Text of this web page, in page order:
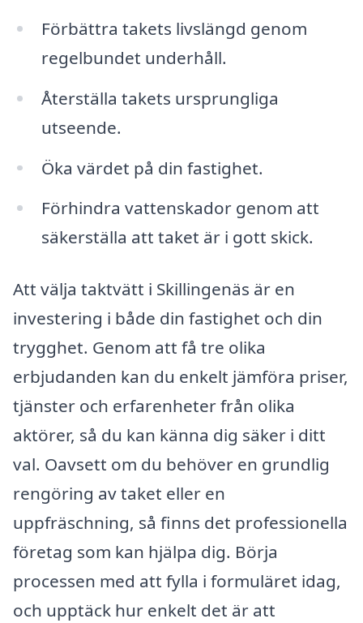
Förbättra takets livslängd genom
regelbundet underhåll.
Återställa takets ursprungliga
utseende.
Öka värdet på din fastighet.
Förhindra vattenskador genom att
säkerställa att taket är i gott skick.
Att välja taktvätt i Skillingenäs är en
investering i både din fastighet och din
trygghet. Genom att få tre olika
erbjudanden kan du enkelt jämföra priser,
tjänster och erfarenheter från olika
aktörer, så du kan känna dig säker i ditt
val. Oavsett om du behöver en grundlig
rengöring av taket eller en
uppfräschning, så finns det professionella
företag som kan hjälpa dig. Börja
processen med att fylla i formuläret idag,
och upptäck hur enkelt det är att